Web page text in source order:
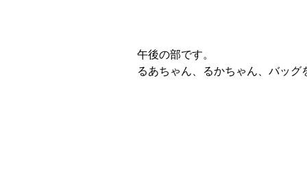
午後の部です。
るあちゃん、るかちゃん、バッグ